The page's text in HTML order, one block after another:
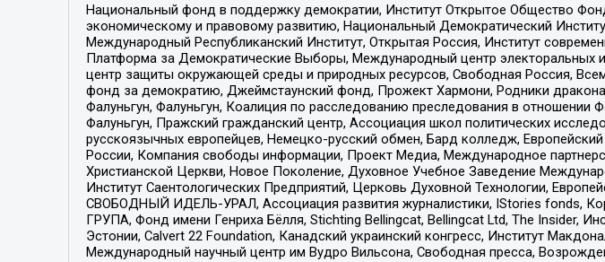
Национальный фонд в поддержку демократии, Институт Открытое Общество
экономическому и правовому развитию, Национальный Демократический
Международный Республиканский Институт, Открытая Россия, Институт
Платформа за Демократические Выборы, Международный центр
центр защиты окружающей среды и природных ресурсов, Свободная Россия,
фонд за демократию, Джеймстаунский фонд, Прожект Хармони, Родники
Фалуньгун, Фалуньгун, Коалиция по расследованию преследования в отношении
Фалуньгун, Пражский гражданский центр, Ассоциация школ политических
русскоязычных европейцев, Немецко-русский обмен, Бард колледж,
России, Компания свободы информации, Проект Медиа, Международное
Христианской Церкви, Новое Поколение, Духовное Учебное Заведение
Институт Саентологических Предприятий, Церковь Духовной Технологии,
СВОБОДНЫЙ ИДЕЛЬ-УРАЛ, Ассоциация развития журналистики, IStories fonds,
ГРУПА, Фонд имени Генриха Бёлля, Stichting Bellingcat, Bellingcat Ltd, The Insider,
Эстонии, Calvert 22 Foundation, Канадский украинский конгресс, Институт
Международный научный центр им Вудро Вильсона, Свободная пресса,